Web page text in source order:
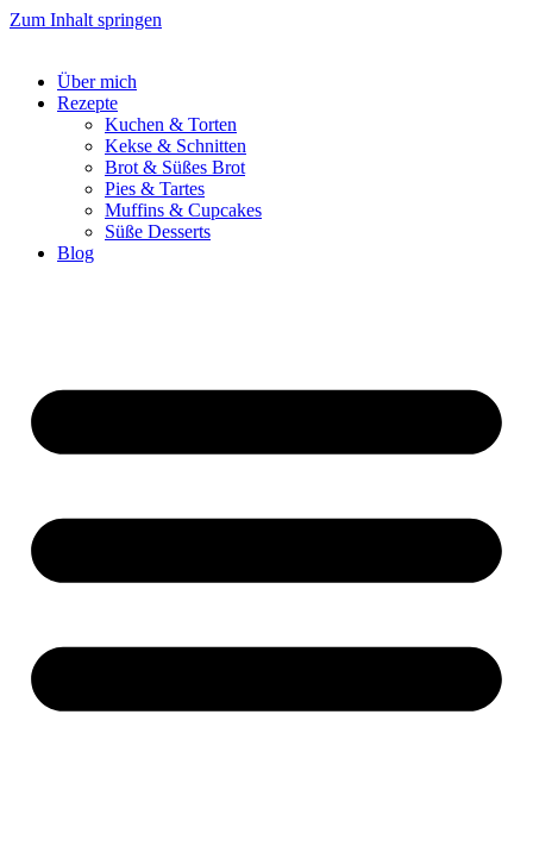
Zum Inhalt springen
Über mich
Rezepte
Kuchen & Torten
Kekse & Schnitten
Brot & Süßes Brot
Pies & Tartes
Muffins & Cupcakes
Süße Desserts
Blog